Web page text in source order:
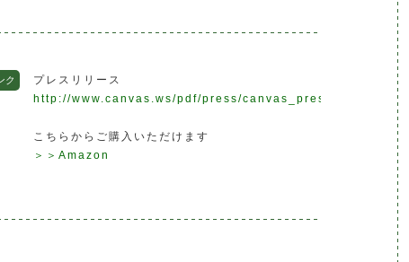
ク
プレスリリース
http://www.canvas.ws/pdf/press/canvas_press_170728.pdf
こちらからご購入いただけます
＞＞Amazon